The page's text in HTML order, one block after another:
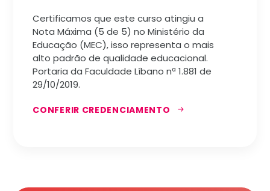
Certificamos que este curso atingiu a
Nota Máxima (5 de 5) no Ministério da
Educação (MEC), isso representa o mais
alto padrão de qualidade educacional.
Portaria da Faculdade Líbano nª 1.881 de
29/10/2019.
CONFERIR CREDENCIAMENTO